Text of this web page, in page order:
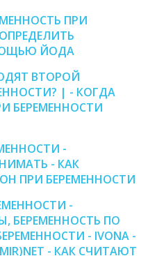
ПРИ
ЙОДА
ВТОРОЙ
| - КОГДА
БЕРЕМЕННОСТИ
-
- КАК
ПРИ БЕРЕМЕННОСТИ
-
БЕРЕМЕННОСТЬ ПО
- IVONA -
- КАК СЧИТАЮТ